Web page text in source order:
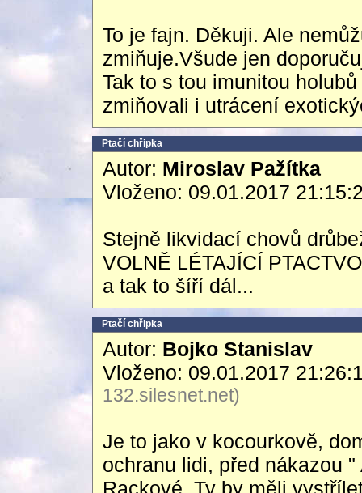
To je fajn. Děkuji. Ale
zmiňuje.Všude jen
Tak to s tou imunitou
zmiňovali i utrácení
Ptačí chřipka
Autor: Miroslav Pažítka
Vloženo: 09.01.2017
Stejně likvidací chovů
VOLNĚ LÉTAJÍCÍ
a tak to šíří dál...
Ptačí chřipka
Autor: Bojko Stanislav
Vloženo: 09.01.2017
132.silesnet.net)
Je to jako v kocourkově,
ochranu lidi, před nákazou
Rackové. Ty by měli